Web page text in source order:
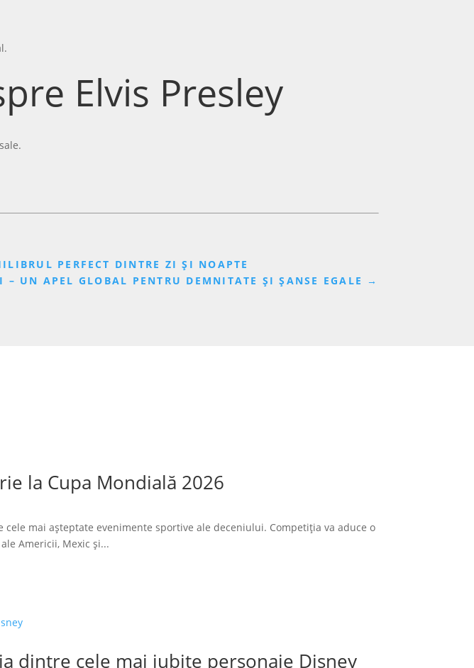
Elvis Presley
PERFECT DINTRE ZI ȘI NOAPTE
UN APEL GLOBAL PENTRU DEMNITATE ȘI ȘANSE EGALE →
la Cupa Mondială 2026
mai așteptate evenimente sportive ale deceniului. Competiția va aduce o
Americii, Mexic și...
dintre cele mai iubite personaje Disney